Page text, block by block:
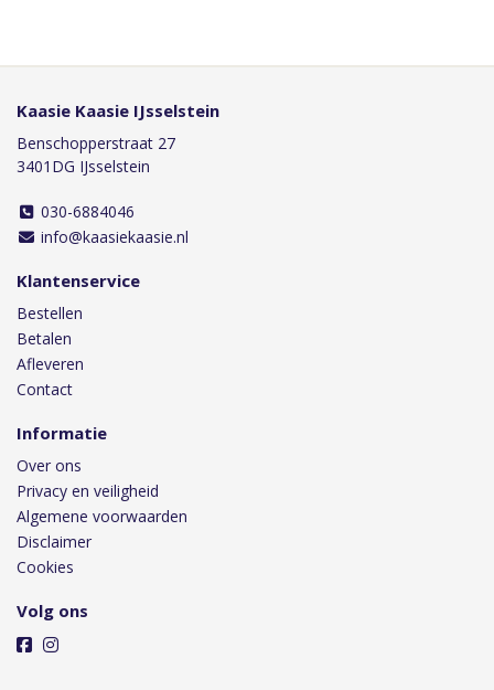
Kaasie Kaasie IJsselstein
Benschopperstraat 27
3401DG IJsselstein
030-6884046
info@kaasiekaasie.nl
Klantenservice
Bestellen
Betalen
Afleveren
Contact
Informatie
Over ons
Privacy en veiligheid
Algemene voorwaarden
Disclaimer
Cookies
Volg ons